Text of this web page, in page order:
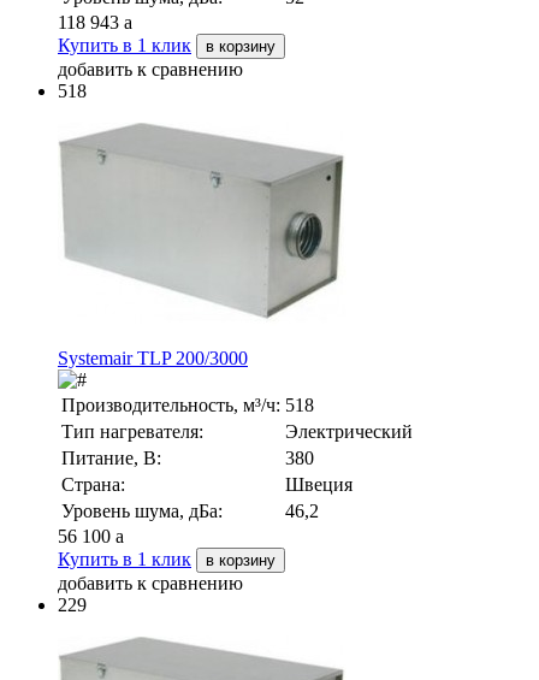
118 943 a
Купить в 1 клик
в корзину
добавить к сравнению
518
Systemair TLP 200/3000
Производительность, м³/ч: 518
Тип нагревателя:
Электрический
Питание, В:
380
Страна:
Швеция
Уровень шума, дБа:
46,2
56 100 a
Купить в 1 клик
в корзину
добавить к сравнению
229